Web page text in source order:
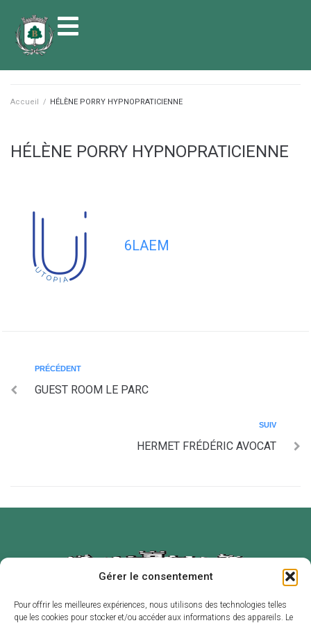
Gérer le consentement
Pour offrir les meilleures expériences, nous utilisons des technologies telles
que les cookies pour stocker et/ou accéder aux informations des appareils. Le
principal
Accueil / HÉLÈNE PORRY HYPNOPRATICIENNE
HÉLÈNE PORRY HYPNOPRATICIENNE
6LAEM
PRÉCÉDENT
GUEST ROOM LE PARC
SUIV
HERMET FRÉDÉRIC AVOCAT